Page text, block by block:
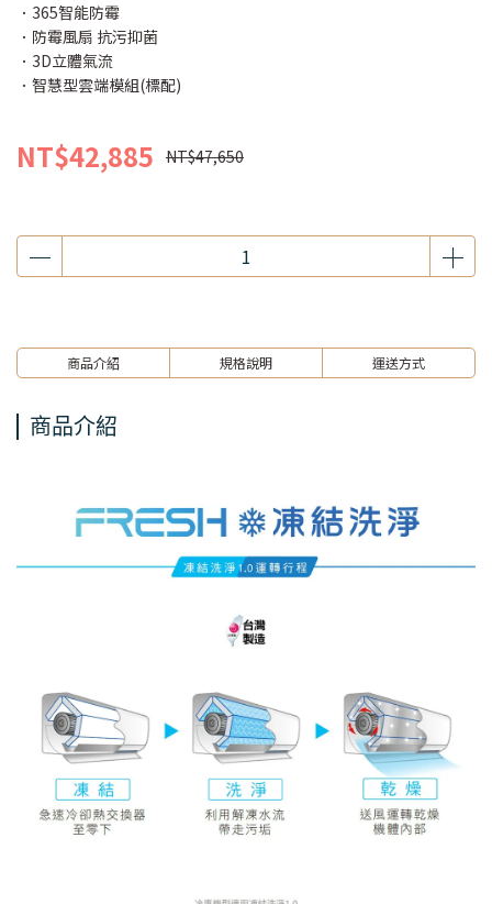
．365智能防霉
．防霉風扇 抗污抑菌
．3D立體氣流
．智慧型雲端模組(標配)
NT$42,885 NT$47,650
商品介紹 規格說明 運送方式
商品介紹